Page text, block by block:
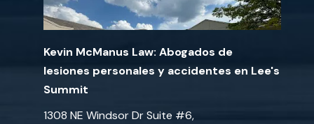
Kevin McManus Law: Abogados de
lesiones personales y accidentes en Lee's
Summit
1308 NE Windsor Dr Suite #6,